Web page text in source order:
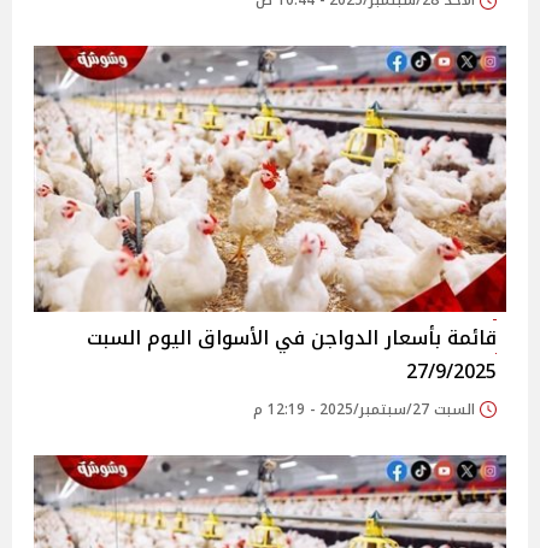
قائمة بأسعار الدواجن في الأسواق‎‎ اليوم السبت
27/9/2025
السبت 27/سبتمبر/2025 - 12:19 م